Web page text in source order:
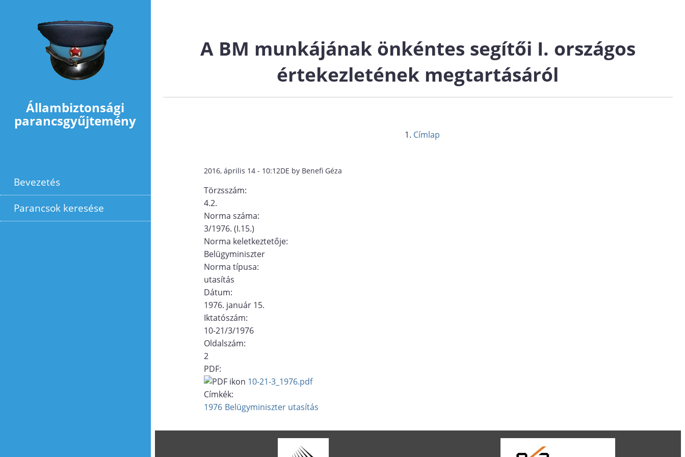
Állambiztonsági
parancsgyűjtemény
Bevezetés
Parancsok keresése
A BM munkájának önkéntes segítői I. országos
értekezletének megtartásáról
Címlap
2016, április 14 - 10:12DE by Benefi Géza
Törzsszám:
4.2.
Norma száma:
3/1976. (I.15.)
Norma keletkeztetője:
Belügyminiszter
Norma típusa:
utasítás
Dátum:
1976. január 15.
Iktatószám:
10-21/3/1976
Oldalszám:
2
PDF:
10-21-3_1976.pdf
Címkék:
1976 Belügyminiszter utasítás